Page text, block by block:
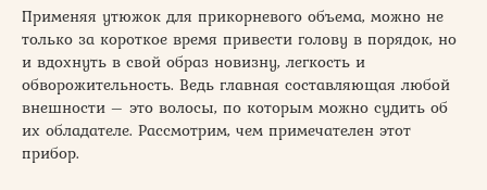
Применяя утюжок для прикорневого объема, можно не
только за короткое время привести голову в порядок, но
и вдохнуть в свой образ новизну, легкость и
обворожительность. Ведь главная составляющая любой
внешности – это волосы, по которым можно судить об
их обладателе. Рассмотрим, чем примечателен этот
прибор.